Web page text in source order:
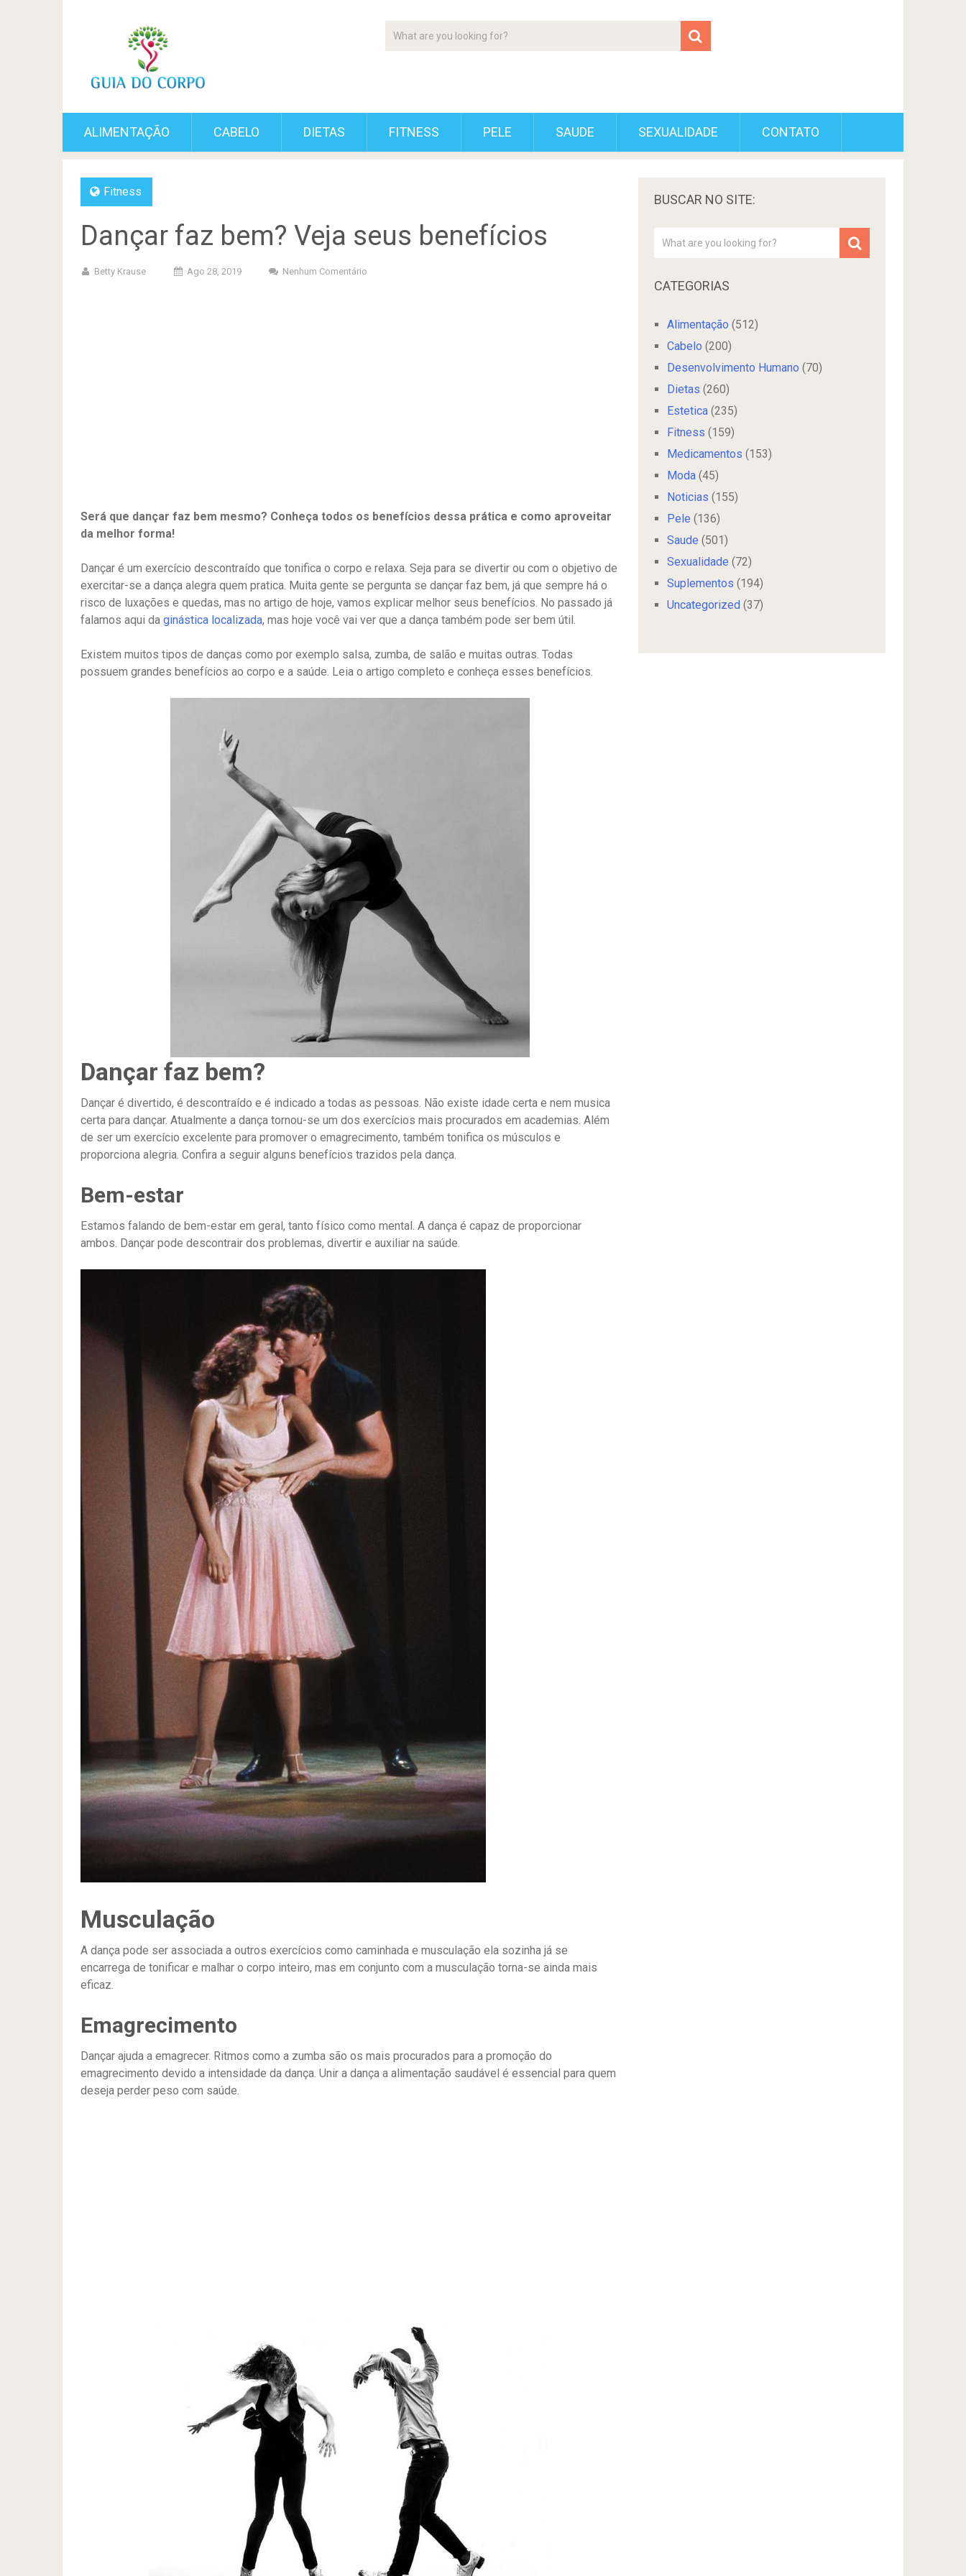
ALIMENTAÇÃO CABELO DIETAS FITNESS PELE SAUDE SEXUALIDADE CONTATO
Fitness
Dançar faz bem? Veja seus benefícios
Betty Krause Ago 28, 2019 Nenhum Comentário
Será que dançar faz bem mesmo? Conheça todos os benefícios dessa prática e como aproveitar
da melhor forma!
Dançar é um exercício descontraído que tonifica o corpo e relaxa. Seja para se divertir ou com o objetivo de
exercitar-se a dança alegra quem pratica. Muita gente se pergunta se dançar faz bem, já que sempre há o
risco de luxações e quedas, mas no artigo de hoje, vamos explicar melhor seus benefícios. No passado já
falamos aqui da ginástica localizada, mas hoje você vai ver que a dança também pode ser bem útil.
Existem muitos tipos de danças como por exemplo salsa, zumba, de salão e muitas outras. Todas
possuem grandes benefícios ao corpo e a saúde. Leia o artigo completo e conheça esses benefícios.
Dançar faz bem?
Dançar é divertido, é descontraído e é indicado a todas as pessoas. Não existe idade certa e nem musica
certa para dançar. Atualmente a dança tornou-se um dos exercícios mais procurados em academias. Além
de ser um exercício excelente para promover o emagrecimento, também tonifica os músculos e
proporciona alegria. Confira a seguir alguns benefícios trazidos pela dança.
Bem-estar
Estamos falando de bem-estar em geral, tanto físico como mental. A dança é capaz de proporcionar
ambos. Dançar pode descontrair dos problemas, divertir e auxiliar na saúde.
Musculação
A dança pode ser associada a outros exercícios como caminhada e musculação ela sozinha já se
encarrega de tonificar e malhar o corpo inteiro, mas em conjunto com a musculação torna-se ainda mais
eficaz.
Emagrecimento
Dançar ajuda a emagrecer. Ritmos como a zumba são os mais procurados para a promoção do
emagrecimento devido a intensidade da dança. Unir a dança a alimentação saudável é essencial para quem
deseja perder peso com saúde.
BUSCAR NO SITE:
CATEGORIAS
Alimentação (512)
Cabelo (200)
Desenvolvimento Humano (70)
Dietas (260)
Estetica (235)
Fitness (159)
Medicamentos (153)
Moda (45)
Noticias (155)
Pele (136)
Saude (501)
Sexualidade (72)
Suplementos (194)
Uncategorized (37)